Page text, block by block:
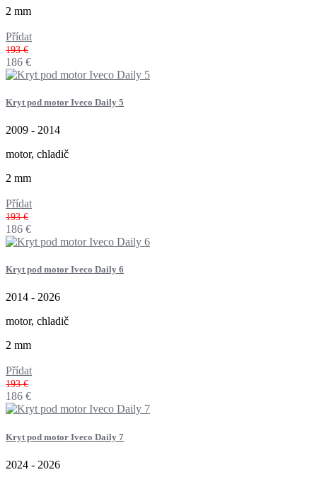
2 mm
Přídat
193 €
186 €
Kryt pod motor Iveco Daily 5
2009 - 2014
motor, chladič
2 mm
Přídat
193 €
186 €
Kryt pod motor Iveco Daily 6
2014 - 2026
motor, chladič
2 mm
Přídat
193 €
186 €
Kryt pod motor Iveco Daily 7
2024 - 2026